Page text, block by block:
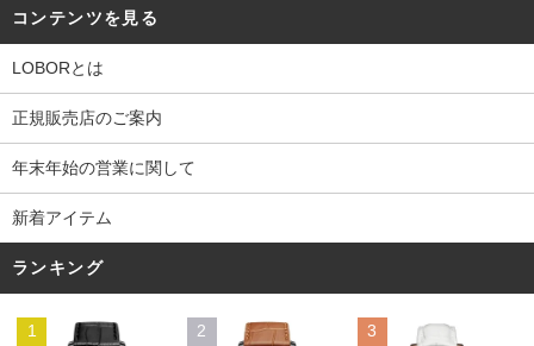
コンテンツを見る
LOBORとは
正規販売店のご案内
年末年始の営業に関して
新着アイテム
ランキング
1 2 3